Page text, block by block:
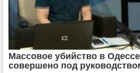
Массовое убийство в
совершено под